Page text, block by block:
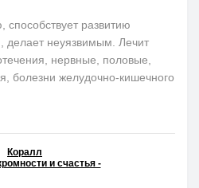
развитию
делает неуязвимым. Лечит
нервные, половые,
болезни желудочно-кишечного
Коралл
и счастья -